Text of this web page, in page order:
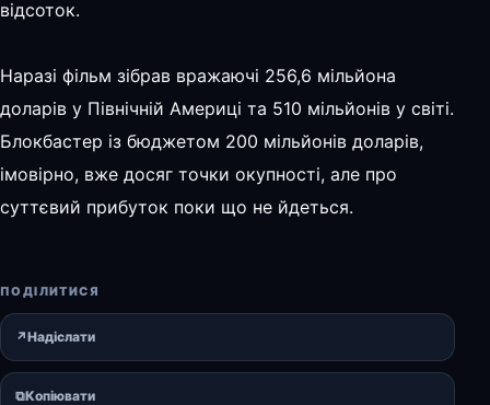
відсоток.
Наразі фільм зібрав вражаючі 256,6 мільйона
доларів у Північній Америці та 510 мільйонів у світі.
Блокбастер із бюджетом 200 мільйонів доларів,
імовірно, вже досяг точки окупності, але про
суттєвий прибуток поки що не йдеться.
ПОДІЛИТИСЯ
↗Надіслати
⧉Копіювати